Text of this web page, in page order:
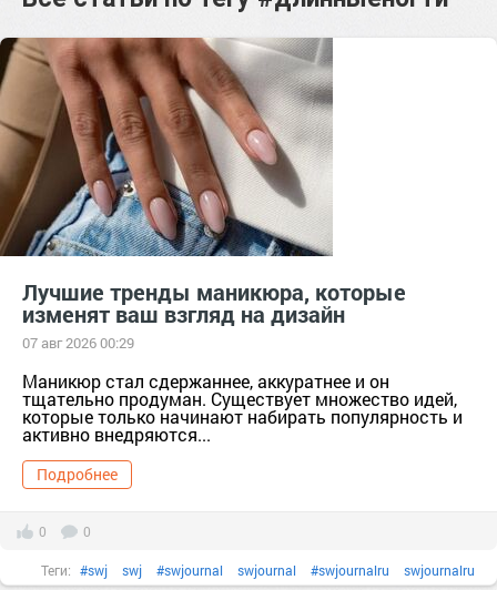
Лучшие тренды маникюра, которые
изменят ваш взгляд на дизайн
07 авг 2026 00:29
Маникюр стал сдержаннее, аккуратнее и он
тщательно продуман. Существует множество идей,
которые только начинают набирать популярность и
активно внедряются...
Подробнее
0 0
Теги: #swj swj #swjournal swjournal #swjournalru swjournalru